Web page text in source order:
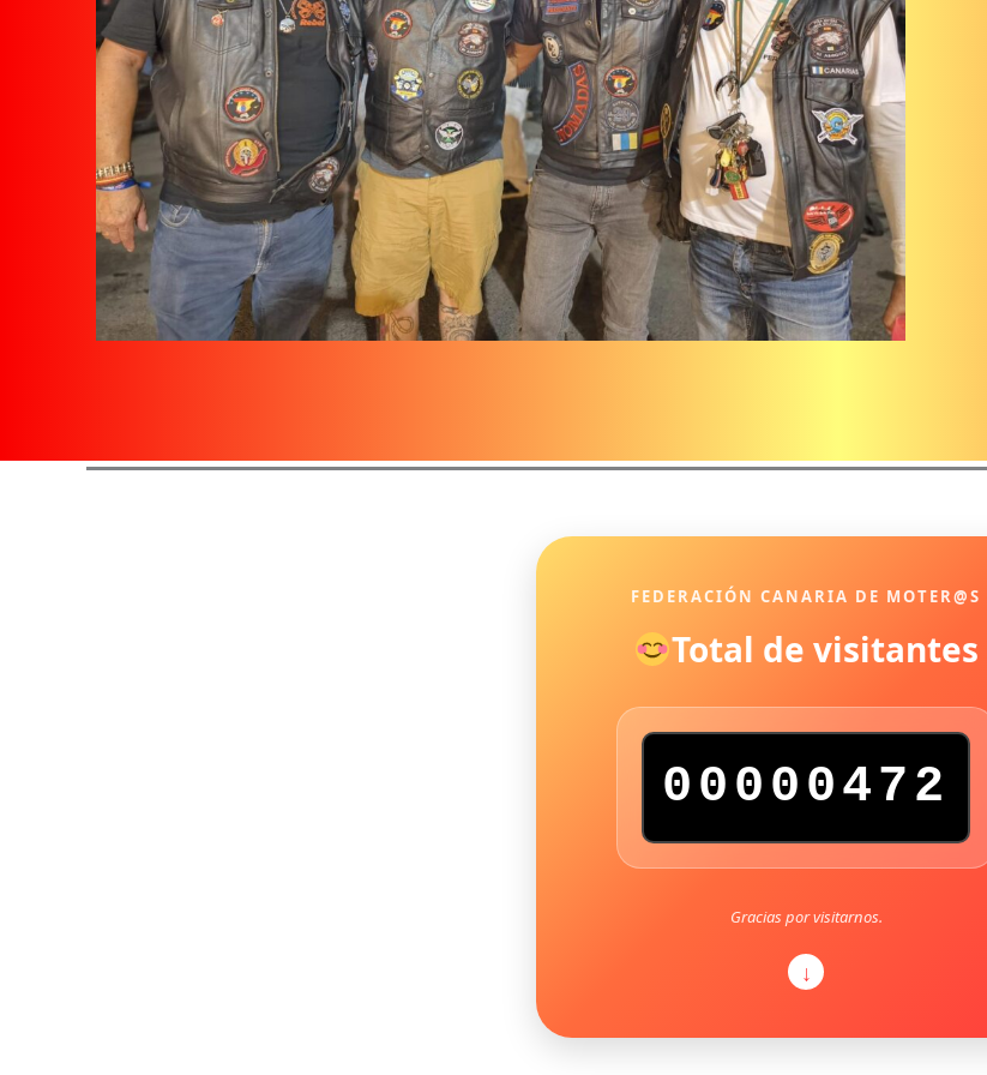
FEDERACIÓN CANARIA DE MOTER@S
Total de visitantes
00000472
Gracias por visitarnos.
↓